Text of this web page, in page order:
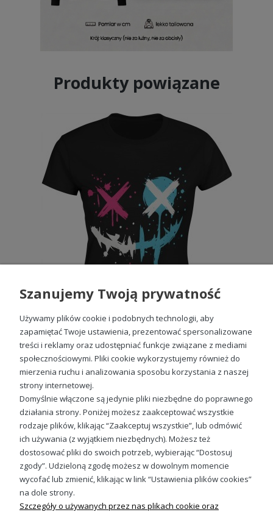
Produkty powiązane
Uśmiech smile z uśmiechem Damska koszulka
49,98 zł
Sprawdź nasze social media
Szanujemy Twoją prywatność
Używamy plików cookie i podobnych technologii, aby
zapamiętać Twoje ustawienia, prezentować spersonalizowane
treści i reklamy oraz udostępniać funkcje związane z mediami
społecznościowymi. Pliki cookie wykorzystujemy również do
mierzenia ruchu i analizowania sposobu korzystania z naszej
strony internetowej.
Domyślnie włączone są jedynie pliki niezbędne do poprawnego
działania strony. Poniżej możesz zaakceptować wszystkie
rodzaje plików, klikając “Zaakceptuj wszystkie”, lub odmówić
ich używania (z wyjątkiem niezbędnych). Możesz też
dostosować pliki do swoich potrzeb, wybierając “Dostosuj
zgody”. Udzieloną zgodę możesz w dowolnym momencie
wycofać lub zmienić, klikając w link “Ustawienia plików cookies”
na dole strony.
Szczegóły o używanych przez nas plikach cookie oraz